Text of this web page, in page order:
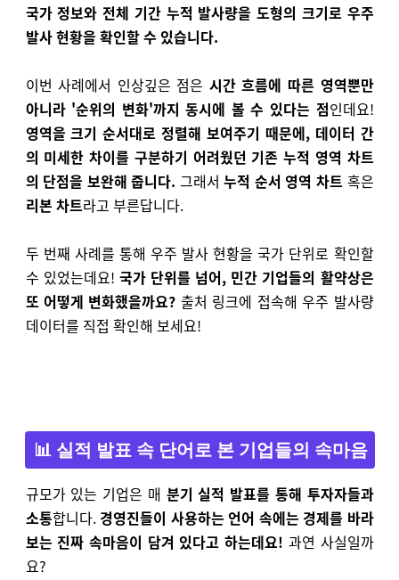
국가 정보와 전체 기간 누적 발사량을 도형의 크기로 우주
발사 현황을 확인할 수 있습니다.
이번 사례에서 인상깊은 점은 시간 흐름에 따른 영역뿐만
아니라 '순위의 변화'까지 동시에 볼 수 있다는 점인데요!
영역을 크기 순서대로 정렬해 보여주기 때문에, 데이터 간
의 미세한 차이를 구분하기 어려웠던 기존 누적 영역 차트
의 단점을 보완해 줍니다. 그래서누적 순서 영역 차트 혹은
리본 차트라고 부른답니다.
두 번째 사례를 통해 우주 발사 현황을 국가 단위로 확인할
수 있었는데요! 국가 단위를 넘어, 민간 기업들의 활약상은
또 어떻게 변화했을까요? 출처 링크에 접속해 우주 발사량
데이터를 직접 확인해 보세요!
📊 실적 발표 속 단어로 본 기업들의 속마음
규모가 있는 기업은 매 분기 실적 발표를 통해 투자자들과
소통합니다. 경영진들이 사용하는 언어 속에는 경제를 바라
보는 진짜 속마음이 담겨 있다고 하는데요! 과연 사실일까
요?